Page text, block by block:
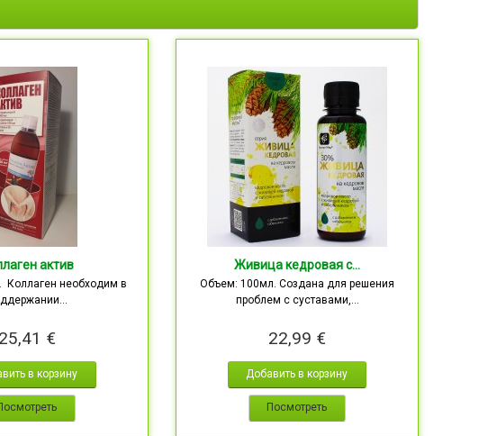
актив
необходим в
25,41 €
в корзину
Живица кедровая с...
Объем: 100мл. Создана для решения
проблем с суставами,...
22,99 €
Добавить в корзину
Посмотреть